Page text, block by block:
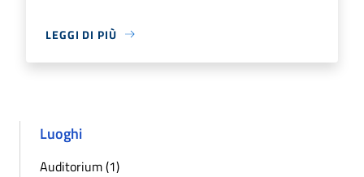
LEGGI DI PIÙ
Luoghi
Auditorium (1)